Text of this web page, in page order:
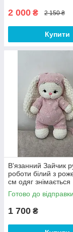
2 000 ₴ 2 150 ₴
Купити
В'язанний Зайчик
роботи білий з
см одяг знімається
Готово до відправки
1 700 ₴